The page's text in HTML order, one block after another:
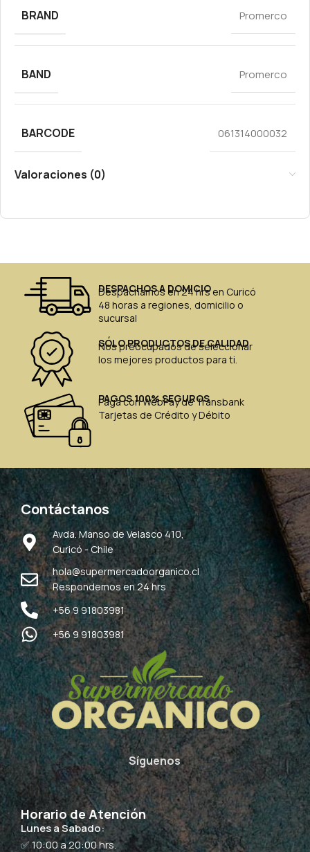
BRAND Promerco
BAND Promerco
BARCODE 061314000032
Valoraciones (0)
DESPACHOS A DOMICIO
Despachamos en 24 hrs en Curicó
48 horas a regiones, domicilio o
sucursal
SÓLO PRODUCTOS DE CALIDAD
Nos preocupados de seleccionar
los mejores productos para ti.
PAGOS 100% SEGUROS
Paga con WebPay de Transbank
Tarjetas de Crédito y Débito
Contáctanos
Avda. Manso de Velasco 410,
Curicó - Chile
hola@supermercadoorganico.cl
Respondemos en 24 hrs
+56 9 91803981
+56 9 91803981
Síguenos
Horario de Atención
Lunes a Sabado:
✅ 10:00 a 20:00 hrs.